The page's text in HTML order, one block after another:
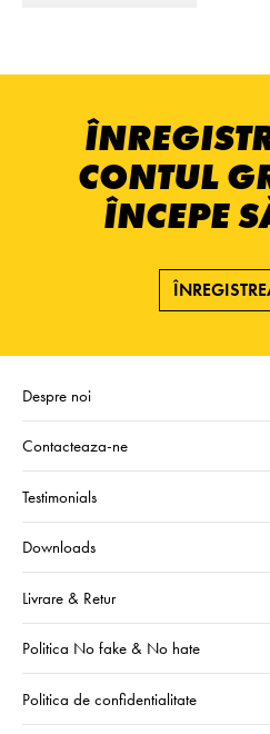
CONTUL
ÎNCEPE
Despre noi
Contacteaza-ne
Testimonials
Downloads
Livrare & Retur
Politica No fake & No hate
Politica de confidentialitate